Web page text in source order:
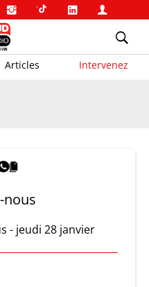
Articles Intervenez
nous
- jeudi 28 janvier